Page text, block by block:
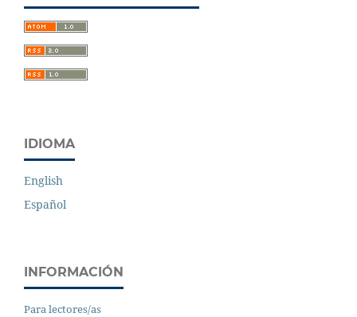
IDIOMA
English
Español
INFORMACIÓN
Para lectores/as